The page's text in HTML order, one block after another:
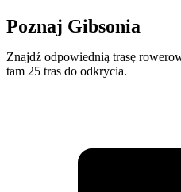
Poznaj Gibsonia
Znajdź odpowiednią trasę
tam 25 tras do odkrycia.